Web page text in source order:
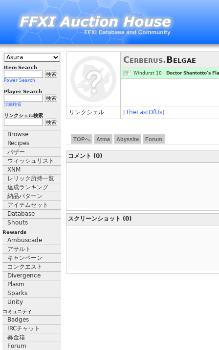
Item Search
Power Search
Player Search
詳細検索
リンクシェル検索
Browse
Recipes
バザー
ウィッシュリスト
XNM
レリック所持一覧
達成ランキング
納品パターン
アイテムセット
Database
Shouts
Rewards
Ambuscade
アサルト
キャンペーン
コンクエスト
Divergence
Plasm
Sparks
Unity
コミュニティ
Badges
IRCチャット
募金箱
Forum
Cerberus.Belgae
Windurst 10 | Doctor Shantotto's
リンクシェル [TheLastOfUs]
TOPへ Atma Abyssite Forum
コメント (0)
スクリーンショット (0)